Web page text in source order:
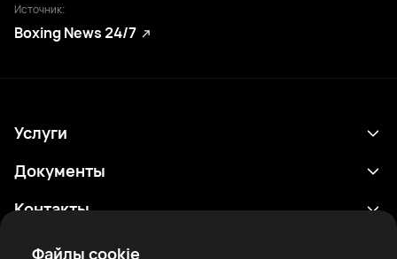
Файлы cookie
Источник:
Boxing News 24/7
Услуги
Расписание
Боксеры
Документы
Политика конфиденциальности
Контакты
support@rtfight.com
Приложения